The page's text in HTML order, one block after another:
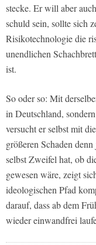
stecke. Er will aber
schuld sein, sollte sich
Risikotechnologie die
unendlichen
ist.
So oder so: Mit
in Deutschland,
versucht er selbst mit
größeren Schaden
selbst Zweifel hat, ob
gewesen wäre, zeigt
ideologischen Pfad
darauf, dass ab dem
wieder einwandfrei